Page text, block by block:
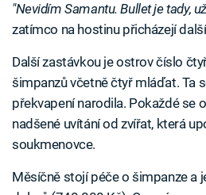
"Nevidím Samantu. Bullet je tady,
zatímco na hostinu přicházejí
Další zastávkou je ostrov číslo
šimpanzů včetně čtyř mláďat. Ta
překvapení narodila. Pokaždé se
nadšené uvítání od zvířat, která
soukmenovce.
Měsíčně stojí péče o šimpanze a